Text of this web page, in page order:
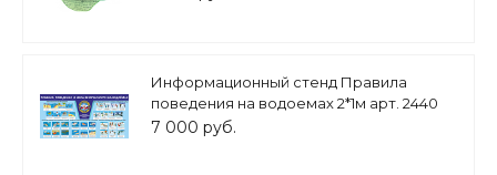
Информационный стенд Правила
поведения на водоемах 2*1м арт. 2440
7 000 руб.